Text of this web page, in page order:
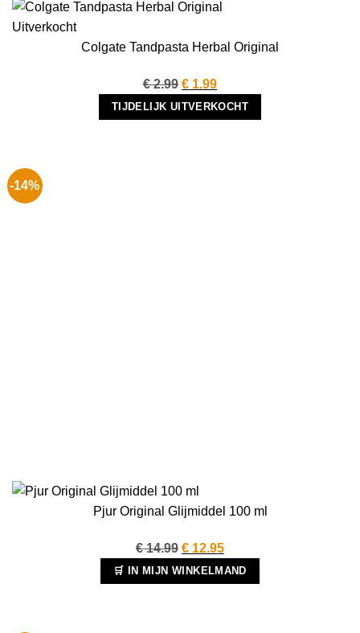
Uitverkocht
Colgate Tandpasta Herbal Original
€2.99 Oorspronkelijke
prijs
was:
€ 1.99Huidige
prijs
is:
TIJDELIJK UITVERKOCHT
-14%
Pjur Original Glijmiddel 100 ml
€14.99 Oorspronkelijke
prijs
was:
€ 12.95Huidige
prijs
is:
🛒 IN MIJN WINKELMAND